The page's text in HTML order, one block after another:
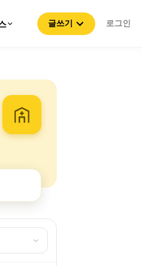
글쓰기 로그인